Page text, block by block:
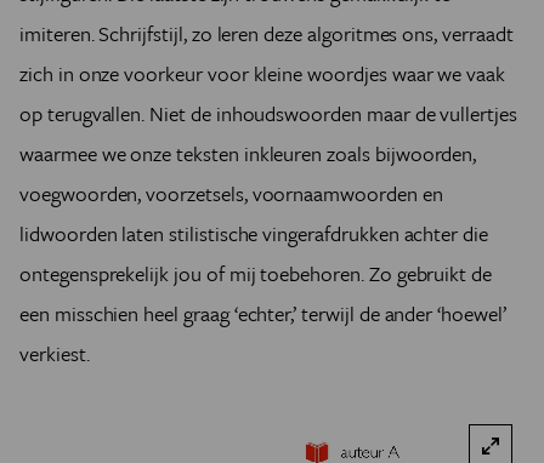
imiteren. Schrijfstijl, zo leren deze algoritmes ons, verraadt
zich in onze voorkeur voor kleine woordjes waar we vaak
op terugvallen. Niet de inhoudswoorden maar de vullertjes
waarmee we onze teksten inkleuren zoals bijwoorden,
voegwoorden, voorzetsels, voornaamwoorden en
lidwoorden laten stilistische vingerafdrukken achter die
ontegensprekelijk jou of mij toebehoren. Zo gebruikt de
een misschien heel graag ‘echter,’ terwijl de ander ‘hoewel’
verkiest.